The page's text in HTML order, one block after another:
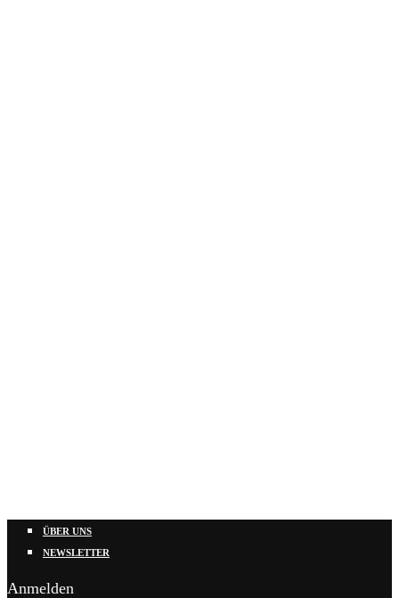
ÜBER UNS
NEWSLETTER
Anmelden